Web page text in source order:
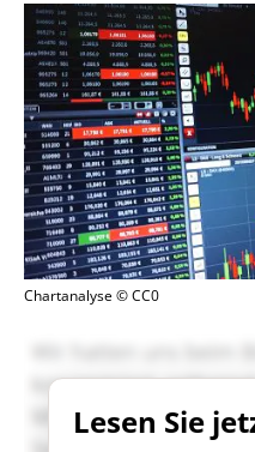
Chartanalyse © CC0
Lesen Sie